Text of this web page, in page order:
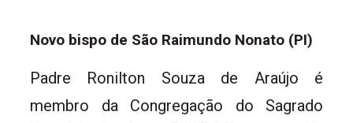
Novo bispo de São Raimundo Nonato (PI)
Padre Ronilton Souza de Araújo é
membro da Congregação do Sagrado